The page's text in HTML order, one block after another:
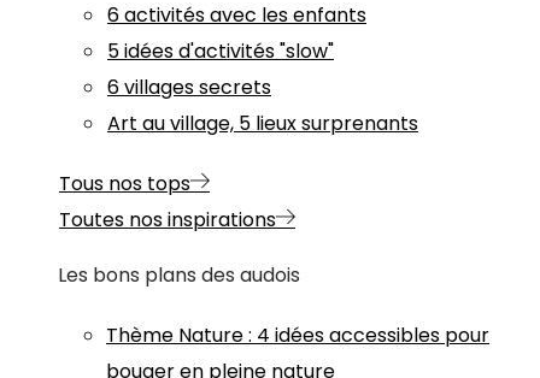
6 activités avec les enfants
5 idées d'activités "slow"
6 villages secrets
Art au village, 5 lieux surprenants
Tous nos tops
Toutes nos inspirations
Les bons plans des audois
Thème Nature: 4 idées accessibles pour
bouger en pleine nature